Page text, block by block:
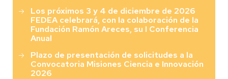
Los próximos 3 y 4 de diciembre de 2026
FEDEA celebrará, con la colaboración de la
Fundación Ramón Areces, su I Conferencia
Anual
Plazo de presentación de solicitudes a la
Convocatoria Misiones Ciencia e Innovación
2026